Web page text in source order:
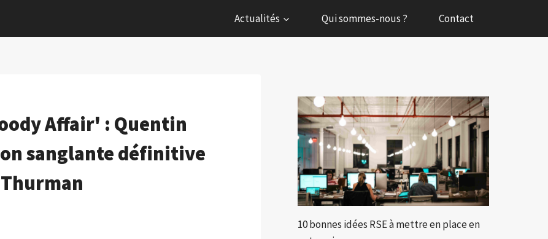
Actualités Qui sommes-nous ? Contact
Affair' : Quentin
sanglante définitive
10 bonnes idées RSE à mettre en place en